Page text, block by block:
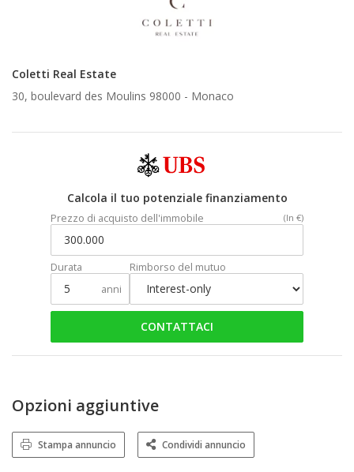
Coletti Real Estate
30, boulevard des Moulins 98000 - Monaco
Calcola il tuo potenziale finanziamento
Prezzo di acquisto dell'immobile (In €)
Durata
anni
Rimborso del mutuo
CONTATTACI
Opzioni aggiuntive
Stampa annuncio Condividi annuncio